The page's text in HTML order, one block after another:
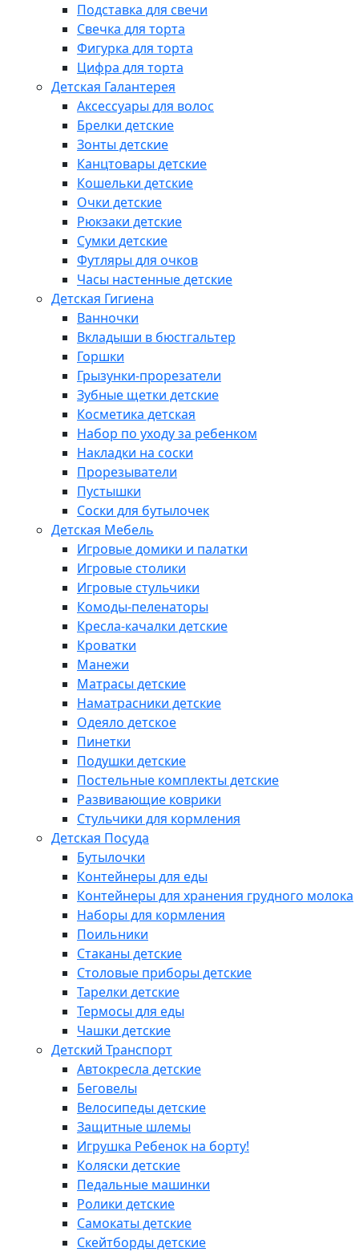
Подставка для свечи
Свечка для торта
Фигурка для торта
Цифра для торта
Детская Галантерея
Аксессуары для волос
Брелки детские
Зонты детские
Канцтовары детские
Кошельки детские
Очки детские
Рюкзаки детские
Сумки детские
Футляры для очков
Часы настенные детские
Детская Гигиена
Ванночки
Вкладыши в бюстгальтер
Горшки
Грызунки-прорезатели
Зубные щетки детские
Косметика детская
Набор по уходу за ребенком
Накладки на соски
Прорезыватели
Пустышки
Соски для бутылочек
Детская Мебель
Игровые домики и палатки
Игровые столики
Игровые стульчики
Комоды-пеленаторы
Кресла-качалки детские
Кроватки
Манежи
Матрасы детские
Наматрасники детские
Одеяло детское
Пинетки
Подушки детские
Постельные комплекты детские
Развивающие коврики
Стульчики для кормления
Детская Посуда
Бутылочки
Контейнеры для еды
Контейнеры для хранения грудного молока
Наборы для кормления
Поильники
Стаканы детские
Столовые приборы детские
Тарелки детские
Термосы для еды
Чашки детские
Детский Транспорт
Автокресла детские
Беговелы
Велосипеды детские
Защитные шлемы
Игрушка Ребенок на борту!
Коляски детские
Педальные машинки
Ролики детские
Самокаты детские
Скейтборды детские